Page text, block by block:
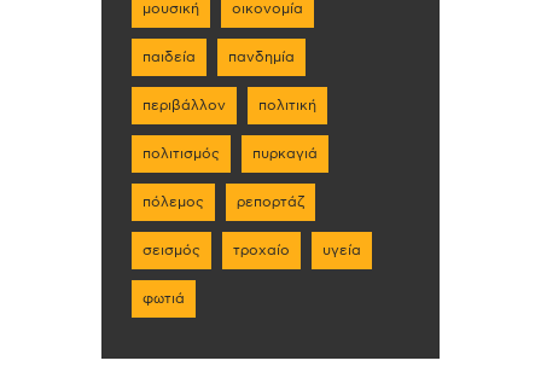
μουσική οικονομία
παιδεία πανδημία
περιβάλλον πολιτική
πολιτισμός πυρκαγιά
πόλεμος ρεπορτάζ
σεισμός τροχαίο υγεία
φωτιά